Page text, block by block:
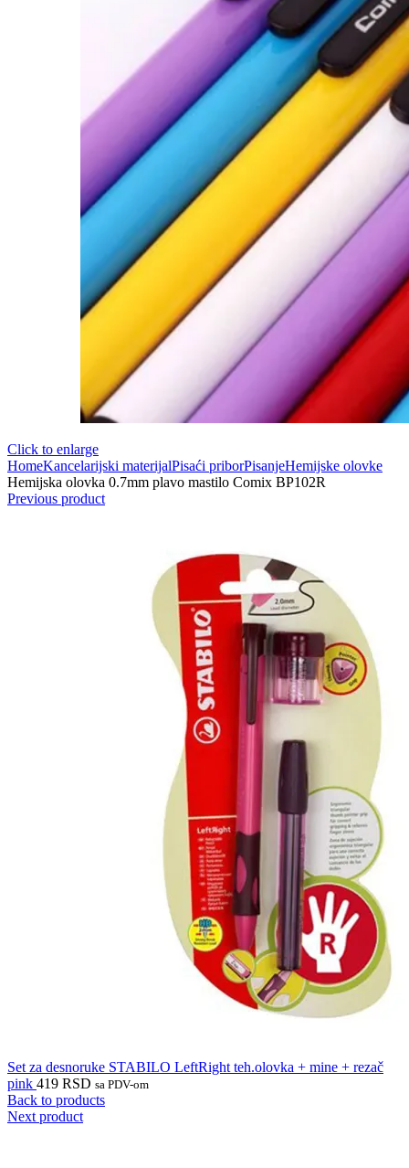
Click to enlarge
HomeKancelarijski materijalPisaći priborPisanjeHemijske olovke
Hemijska olovka 0.7mm plavo mastilo Comix BP102R
Previous product
Set za desnoruke STABILO LeftRight teh.olovka + mine + rezač
pink 419 RSD sa PDV-om
Back to products
Next product